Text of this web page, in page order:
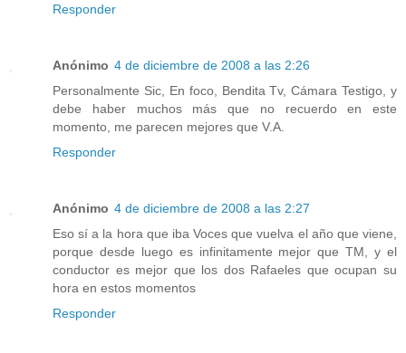
Responder
Anónimo 4 de diciembre de 2008 a las 2:26
Personalmente Sic, En foco, Bendita Tv, Cámara Testigo, y
debe haber muchos más que no recuerdo en este
momento, me parecen mejores que V.A.
Responder
Anónimo 4 de diciembre de 2008 a las 2:27
Eso sí a la hora que iba Voces que vuelva el año que viene,
porque desde luego es infinitamente mejor que TM, y el
conductor es mejor que los dos Rafaeles que ocupan su
hora en estos momentos
Responder